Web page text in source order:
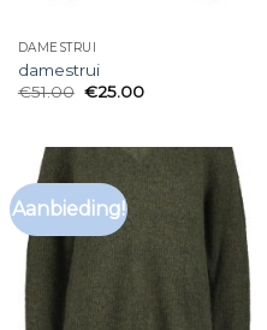
DAMESTRUI
damestrui
€51.00 €25.00
Aanbieding!